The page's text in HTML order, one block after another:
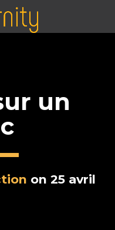
un
on 25 avril